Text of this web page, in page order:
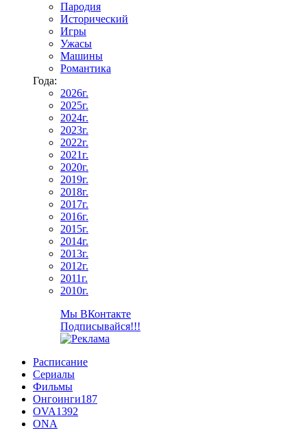
Пародия
Исторический
Игры
Ужасы
Машины
Романтика
Года:
2026г.
2025г.
2024г.
2023г.
2022г.
2021г.
2020г.
2019г.
2018г.
2017г.
2016г.
2015г.
2014г.
2013г.
2012г.
2011г.
2010г.
Мы ВКонтакте
Подписывайся!!!
Расписание
Сериалы
Фильмы
Онгоинги187
OVA1392
ONA